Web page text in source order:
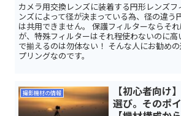
カメラ用交換レンズに装着する円形レンズ
ンズによって径が決まっている為、径の違う
は共用できません。 保護フィルターならそ
が、特殊フィルターはそれ程使わないのに
で揃えるのは勿体ない！ そんな人にお勧め
プリングなのです。
撮影機材の情報
【初心者向け
選び。そのポ